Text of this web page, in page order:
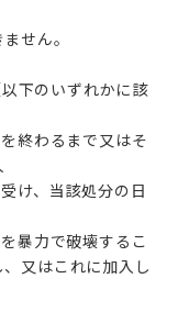
せん。
下のいずれかに該
終わるまで又はそ
け、当該処分の日
暴力で破壊するこ
又はこれに加入し